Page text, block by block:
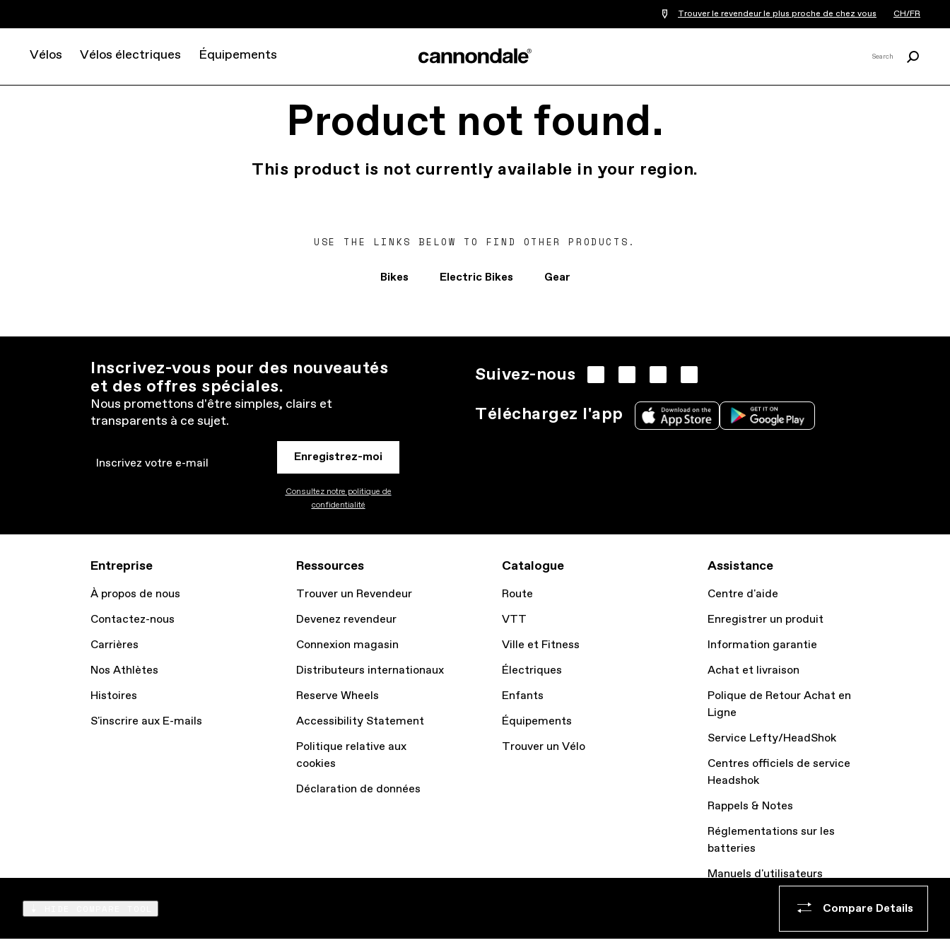
Trouver le revendeur le plus proche de chez vous CH/FR
Vélos Vélos électriques Équipements Search
Product not found.
This product is not currently available in your region.
USE THE LINKS BELOW TO FIND OTHER PRODUCTS.
Bikes Electric Bikes Gear
Compare
Products
Compare Details
Inscrivez-vous pour des nouveautés
et des offres spéciales.
Nous promettons d'être simples, clairs et
transparents à ce sujet.
Email Enregistrez-moi
Consultez notre politique de
confidentialité
Suivez-nous
Téléchargez l'app
Entreprise
À propos de nous
Contactez-nous
Carrières
Nos Athlètes
Histoires
S'inscrire aux E-mails
Ressources
Trouver un Revendeur
Devenez revendeur
Connexion magasin
Distributeurs internationaux
Reserve Wheels
Accessibility Statement
Politique relative aux
cookies
Déclaration de données
Catalogue
Route
VTT
Ville et Fitness
Électriques
Enfants
Équipements
Trouver un Vélo
Assistance
Centre d'aide
Enregistrer un produit
Information garantie
Achat et livraison
Polique de Retour Achat en
Ligne
Service Lefty/HeadShok
Centres officiels de service
Headshok
Rappels & Notes
Réglementations sur les
batteries
Manuels d'utilisateurs